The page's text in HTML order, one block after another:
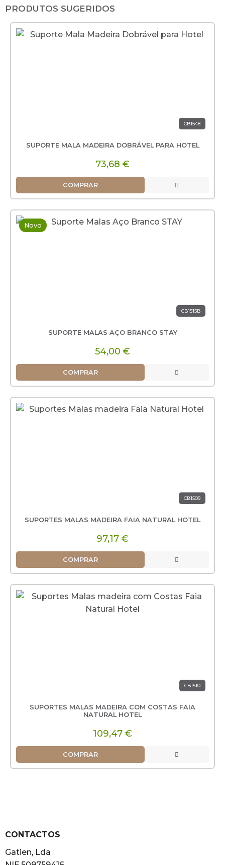
PRODUTOS SUGERIDOS
CB1548
SUPORTE MALA MADEIRA DOBRÁVEL PARA HOTEL
73,68 €
COMPRAR
Novo
CB1515B
SUPORTE MALAS AÇO BRANCO STAY
54,00 €
COMPRAR
CB1509
SUPORTES MALAS MADEIRA FAIA NATURAL HOTEL
97,17 €
COMPRAR
CB1510
SUPORTES MALAS MADEIRA COM COSTAS FAIA
NATURAL HOTEL
109,47 €
COMPRAR
CONTACTOS
Gatien, Lda